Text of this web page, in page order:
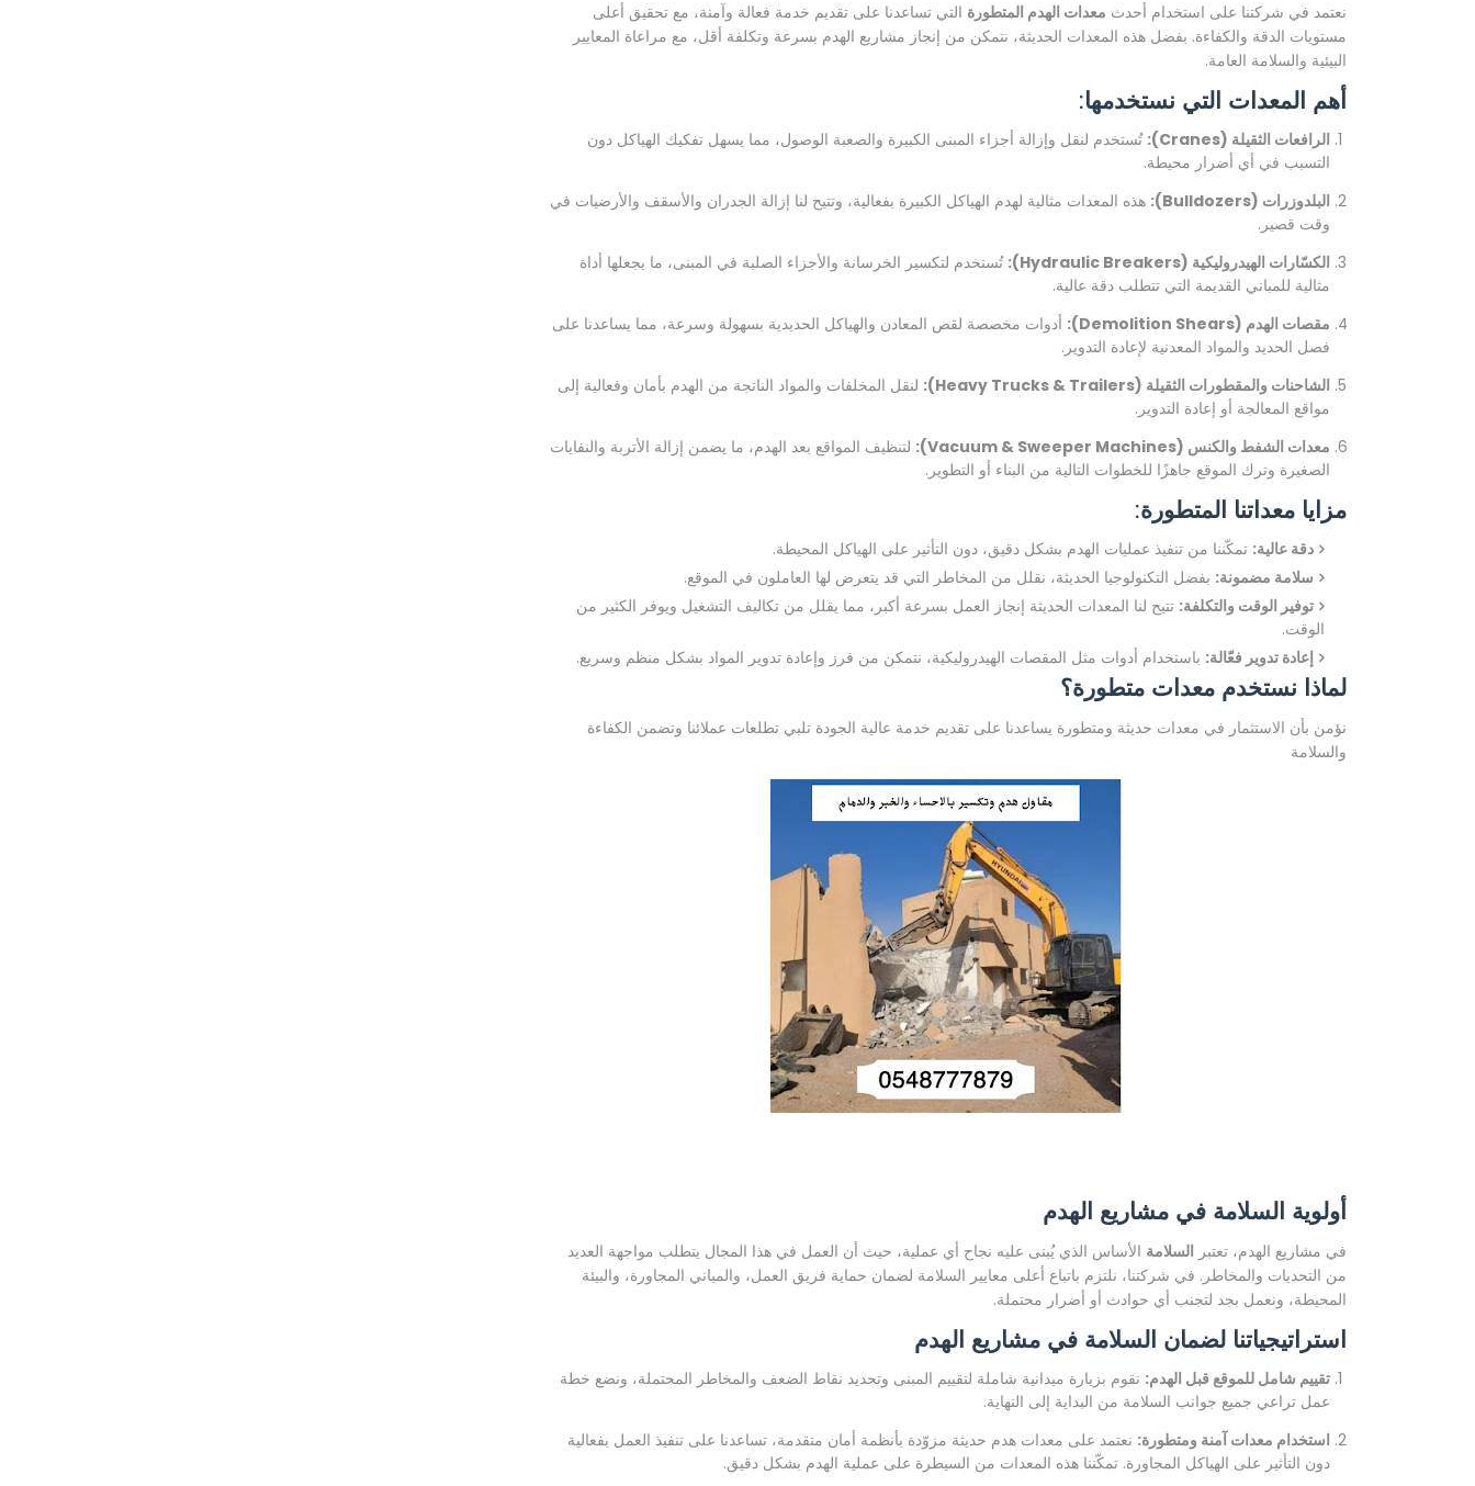
نعتمد في شركتنا على استخدام أحدث معدات الهدم المتطورة التي تساعدنا على تقديم خدمة فعالة وآمنة، مع تحقيق أعلى
مستويات الدقة والكفاءة. بفضل هذه المعدات الحديثة، نتمكن من إنجاز مشاريع الهدم بسرعة وتكلفة أقل، مع مراعاة المعايير
البيئية والسلامة العامة.
أهم المعدات التي نستخدمها:
الرافعات الثقيلة (Cranes):
تُستخدم لنقل وإزالة أجزاء المبنى الكبيرة والصعبة الوصول، مما يسهل تفكيك الهياكل دون
التسبب في أي أضرار محيطة.
البلدوزرات (Bulldozers):
هذه المعدات مثالية لهدم الهياكل الكبيرة بفعالية، وتتيح لنا إزالة الجدران والأسقف والأرضيات في
وقت قصير.
الكسّارات الهيدروليكية (Hydraulic Breakers):
تُستخدم لتكسير الخرسانة والأجزاء الصلبة في المبنى، ما يجعلها أداة
مثالية للمباني القديمة التي تتطلب دقة عالية.
مقصات الهدم (Demolition Shears):
أدوات مخصصة لقص المعادن والهياكل الحديدية بسهولة وسرعة، مما يساعدنا على
فصل الحديد والمواد المعدنية لإعادة التدوير.
الشاحنات والمقطورات الثقيلة (Heavy Trucks & Trailers):
لنقل المخلفات والمواد الناتجة من الهدم بأمان وفعالية إلى
مواقع المعالجة أو إعادة التدوير.
معدات الشفط والكنس (Vacuum & Sweeper Machines):
لتنظيف المواقع بعد الهدم، ما يضمن إزالة الأتربة والنفايات
الصغيرة وترك الموقع جاهزًا للخطوات التالية من البناء أو التطوير.
مزايا معداتنا المتطورة:
دقة عالية: تمكّننا من تنفيذ عمليات الهدم بشكل دقيق، دون التأثير على الهياكل المحيطة.
سلامة مضمونة: بفضل التكنولوجيا الحديثة، نقلل من المخاطر التي قد يتعرض لها العاملون في الموقع.
توفير الوقت والتكلفة: تتيح لنا المعدات الحديثة إنجاز العمل بسرعة أكبر، مما يقلل من تكاليف التشغيل ويوفر الكثير من
الوقت.
إعادة تدوير فعّالة: باستخدام أدوات مثل المقصات الهيدروليكية، نتمكن من فرز وإعادة تدوير المواد بشكل منظم وسريع.
لماذا نستخدم معدات متطورة؟
نؤمن بأن الاستثمار في معدات حديثة ومتطورة يساعدنا على تقديم خدمة عالية الجودة تلبي تطلعات عملائنا وتضمن الكفاءة
والسلامة
أولوية السلامة في مشاريع الهدم
في مشاريع الهدم، تعتبر السلامة الأساس الذي يُبنى عليه نجاح أي عملية، حيث أن العمل في هذا المجال يتطلب مواجهة العديد
من التحديات والمخاطر. في شركتنا، نلتزم باتباع أعلى معايير السلامة لضمان حماية فريق العمل، والمباني المجاورة، والبيئة
المحيطة، ونعمل بجد لتجنب أي حوادث أو أضرار محتملة.
استراتيجياتنا لضمان السلامة في مشاريع الهدم
تقييم شامل للموقع قبل الهدم: نقوم بزيارة ميدانية شاملة لتقييم المبنى وتحديد نقاط الضعف والمخاطر المحتملة، ونضع خطة
عمل تراعي جميع جوانب السلامة من البداية إلى النهاية.
استخدام معدات آمنة ومتطورة: نعتمد على معدات هدم حديثة مزوّدة بأنظمة أمان متقدمة، تساعدنا على تنفيذ العمل بفعالية
دون التأثير على الهياكل المجاورة. تمكّننا هذه المعدات من السيطرة على عملية الهدم بشكل دقيق.